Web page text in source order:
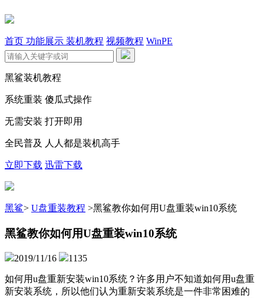
首页 功能展示 装机教程 视频教程 WinPE
黑鲨装机教程
系统重装 傻瓜式操作
无需安装 打开即用
全民普及 人人都是装机高手
立即下载 迅雷下载
黑鲨> U盘重装教程 >黑鲨教你如何用U盘重装win10系统
黑鲨教你如何用U盘重装win10系统
2019/11/16 1135
如何用u盘重新安装win10系统？许多用户不知道如何用u盘重
新安装系统，所以他们认为重新安装系统是一件非常困难的